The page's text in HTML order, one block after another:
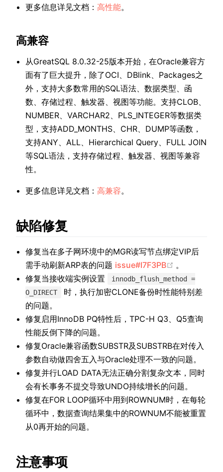
更多信息详见文档：高性能。
高兼容
从GreatSQL 8.0.32-25版本开始，在Oracle兼容方
面有了巨大提升，除了OCI、DBlink、Packages之
外，支持大多数常用的SQL语法、数据类型、函
数、存储过程、触发器、视图等功能。支持CLOB、
NUMBER、VARCHAR2、PLS_INTEGER等数据类
型，支持ADD_MONTHS、CHR、DUMP等函数，
支持ANY、ALL、Hierarchical Query、FULL JOIN
等SQL语法，支持存储过程、触发器、视图等兼容
性。
更多信息详见文档：高兼容。
缺陷修复
修复当在多子网环境中的MGR读写节点绑定VIP后
需手动刷新ARP表的问题 issue#I7F3PB
。
修复当接收端实例设置
innodb_flush_method =
O_DIRECT
时，执行加密CLONE备份时性能特别差
的问题。
修复启用InnoDB PQ特性后，TPC-H Q3、Q5查询
性能反倒下降的问题。
修复Oracle兼容函数SUBSTR及SUBSTRB在对传入
参数自动做四舍五入与Oracle处理不一致的问题。
修复并行LOAD DATA无法正确分割复杂文本，同时
会有长事务不提交导致UNDO持续增长的问题。
修复在FOR LOOP循环中用到ROWNUM时，在每轮
循环中，数据查询结果集中的ROWNUM不能被重置
从0再开始的问题。
注意事项